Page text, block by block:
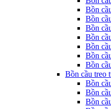
Bồn
Bồn
Bồn
Bồn
Bồn
Bồn
Bồn
Bồn cầu treo
Bồn
Bồn
Bồn